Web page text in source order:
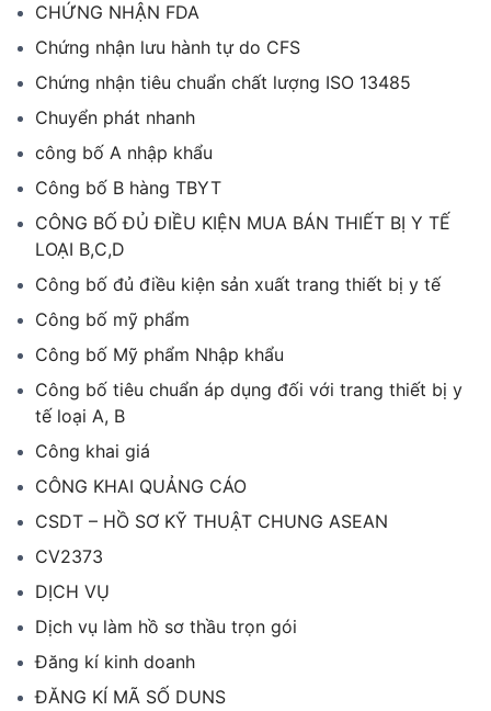
CHỨNG NHẬN FDA
Chứng nhận lưu hành tự do CFS
Chứng nhận tiêu chuẩn chất lượng ISO 13485
Chuyển phát nhanh
công bố A nhập khẩu
Công bố B hàng TBYT
CÔNG BỐ ĐỦ ĐIỀU KIỆN MUA BÁN THIẾT BỊ Y TẾ
LOẠI B,C,D
Công bố đủ điều kiện sản xuất trang thiết bị y tế
Công bố mỹ phẩm
Công bố Mỹ phẩm Nhập khẩu
Công bố tiêu chuẩn áp dụng đối với trang thiết bị y
tế loại A, B
Công khai giá
CÔNG KHAI QUẢNG CÁO
CSDT – HỒ SƠ KỸ THUẬT CHUNG ASEAN
CV2373
DỊCH VỤ
Dịch vụ làm hồ sơ thầu trọn gói
Đăng kí kinh doanh
ĐĂNG KÍ MÃ SỐ DUNS